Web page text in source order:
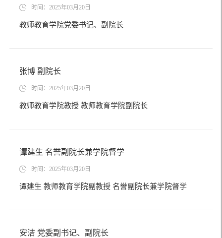
时间：2025年03月20日
教师教育学院党委书记、副院长
张博 副院长
时间：2025年03月20日
教师教育学院教授 教师教育学院副院长
谭建生 名誉副院长兼学院督学
时间：2025年03月20日
谭建生 教师教育学院副教授 名誉副院长兼学院督学
安洁 党委副书记、副院长